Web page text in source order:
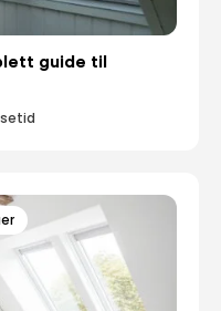
guide til